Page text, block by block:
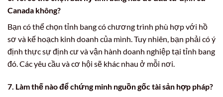
Canada không?
Bạn có thể chọn tỉnh bang có chương trình phù hợp với hồ
sơ và kế hoạch kinh doanh của mình. Tuy nhiên, bạn phải có ý
định thực sự định cư và vận hành doanh nghiệp tại tỉnh bang
đó. Các yêu cầu và cơ hội sẽ khác nhau ở mỗi nơi.
7. Làm thế nào để chứng minh nguồn gốc tài sản hợp pháp?